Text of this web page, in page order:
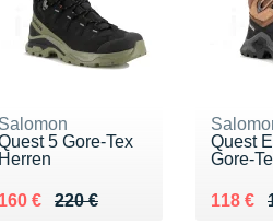
Salomon
5 Gore-Tex
Herren
220 €
Au lieu de 220 €
160 €
Vendu 160 €
Quest
Gore-
Au lieu
118 €
Vendu